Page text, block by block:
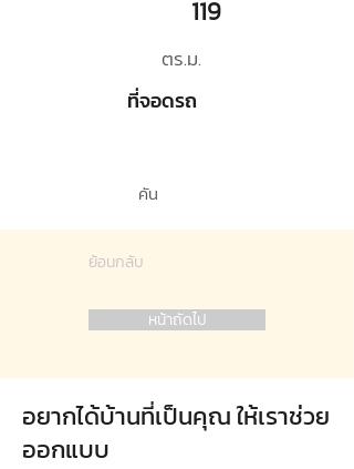
119
ตร.ม.
ที่จอดรถ
คัน
ย้อนกลับ
หน้าถัดไป
อยากได้บ้านที่เป็นคุณ ให้เราช่วย
ออกแบบ